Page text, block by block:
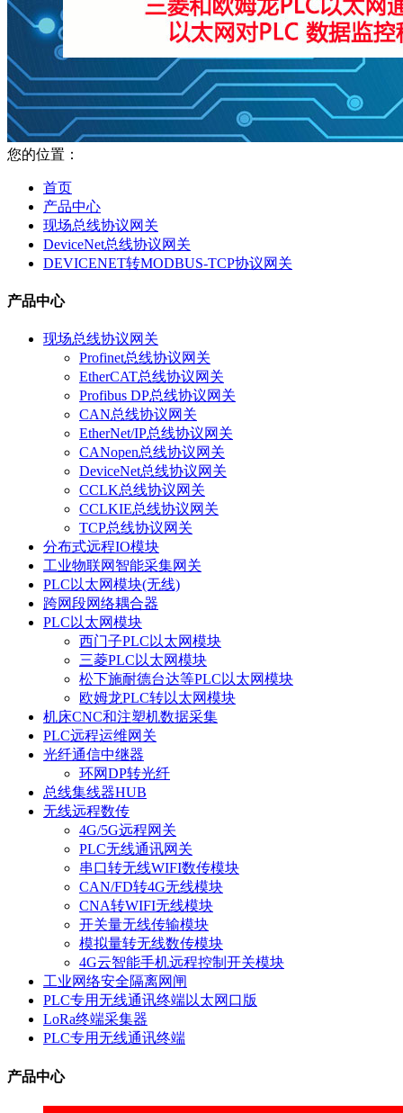
您的位置：
首页
产品中心
现场总线协议网关
DeviceNet总线协议网关
DEVICENET转MODBUS-TCP协议网关
产品中心
现场总线协议网关
Profinet总线协议网关
EtherCAT总线协议网关
Profibus DP总线协议网关
CAN总线协议网关
EtherNet/IP总线协议网关
CANopen总线协议网关
DeviceNet总线协议网关
CCLK总线协议网关
CCLKIE总线协议网关
TCP总线协议网关
分布式远程IO模块
工业物联网智能采集网关
PLC以太网模块(无线)
跨网段网络耦合器
PLC以太网模块
西门子PLC以太网模块
三菱PLC以太网模块
松下施耐德台达等PLC以太网模块
欧姆龙PLC转以太网模块
机床CNC和注塑机数据采集
PLC远程运维网关
光纤通信中继器
环网DP转光纤
总线集线器HUB
无线远程数传
4G/5G远程网关
PLC无线通讯网关
串口转无线WIFI数传模块
CAN/FD转4G无线模块
CNA转WIFI无线模块
开关量无线传输模块
模拟量转无线数传模块
4G云智能手机远程控制开关模块
工业网络安全隔离网闸
PLC专用无线通讯终端以太网口版
LoRa终端采集器
PLC专用无线通讯终端
产品中心